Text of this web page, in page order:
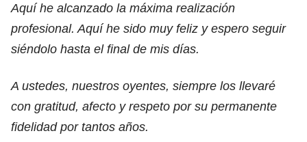
Aquí he alcanzado la máxima realización
profesional. Aquí he sido muy feliz y espero seguir
siéndolo hasta el final de mis días.
A ustedes, nuestros oyentes, siempre los llevaré
con gratitud, afecto y respeto por su permanente
fidelidad por tantos años.